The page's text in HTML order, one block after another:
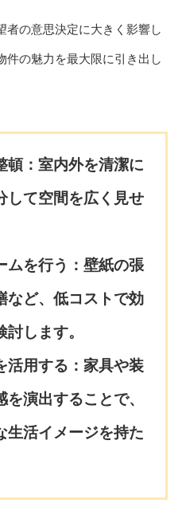
者の意思決定に大きく影響し
件の魅力を最大限に引き出し
頓： 室内外を清潔に
して空間を広く見せ
ムを行う： 壁紙の張
など、低コストで効
します。
用する： 家具や装
演出することで、
生活イメージを持た